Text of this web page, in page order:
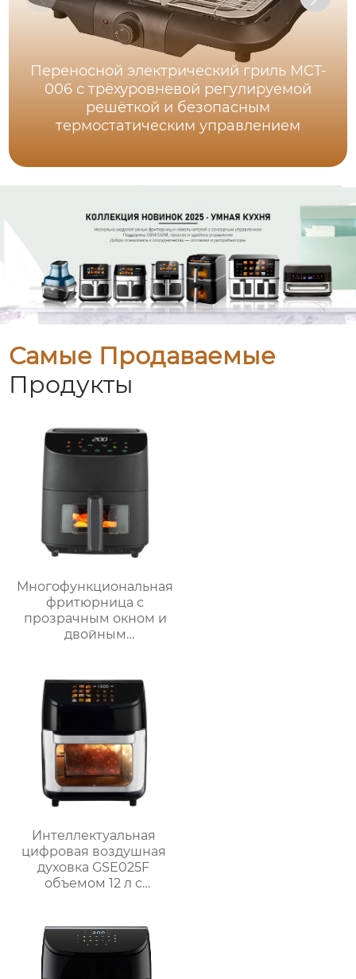
Переносной электрический гриль MCT-
006 с трёхуровневой регулируемой
решёткой и безопасным
термостатическим управлением
Самые Продаваемые
Продукты
Многофункциональная
фритюрница с
прозрачным окном и
двойным
Интеллектуальная
цифровая воздушная
духовка GSE025F
объемом 12 л с
гриле